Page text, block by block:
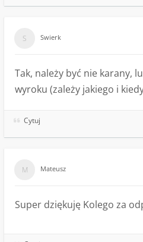
Swierk
Tak, należy być nie karany,
wyroku (zależy jakiego i
Cytuj
Mateusz
Super dziękuję Kolego za